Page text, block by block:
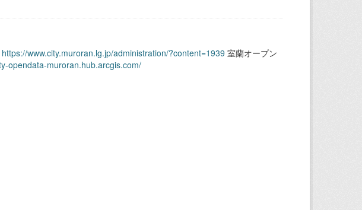
https://www.city.muroran.lg.jp/administration/?content=1939 室蘭オープン
opendata-muroran.hub.arcgis.com/